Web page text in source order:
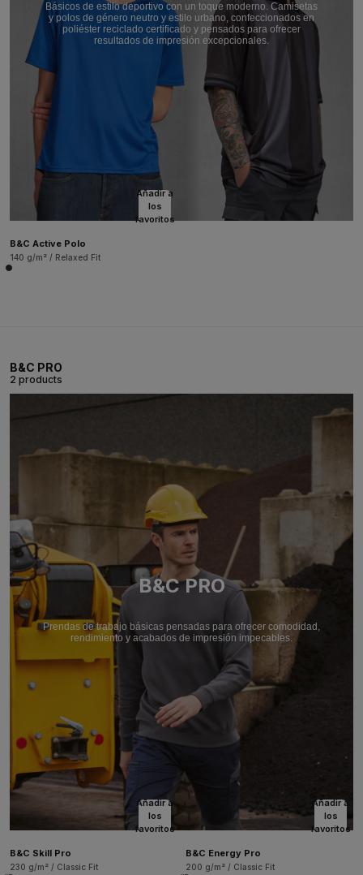
Básicos de estilo deportivo con un toque moderno. Camisetas
y polos de género neutro y estilo urbano, confeccionados en
poliéster reciclado certificado y pensados para ofrecer
resultados de impresión excepcionales.
Añadir a
los
favoritos
B&C Active Polo
140 g/m² / Relaxed Fit
B&C PRO
2 products
B&C PRO
Prendas de trabajo básicas pensadas para ofrecer comodidad,
rendimiento y acabados de impresión impecables.
Añadir a
los
favoritos
B&C Skill Pro
230 g/m² / Classic Fit
Añadir a
los
favoritos
B&C Energy Pro
200 g/m² / Classic Fit